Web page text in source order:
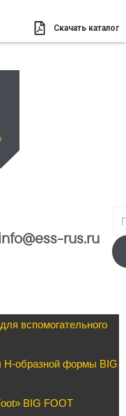
Скачать каталог
rus.ru
вспомогательного
образной формы BIG
BIG FOOT